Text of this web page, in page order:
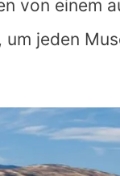
von einem
jeden